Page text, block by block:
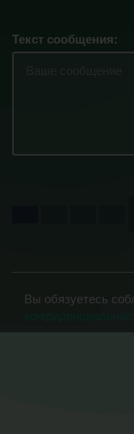
Текст сообщения:
Вы обязуетесь